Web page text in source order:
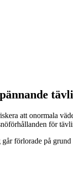
att onormala
för
förlorade på